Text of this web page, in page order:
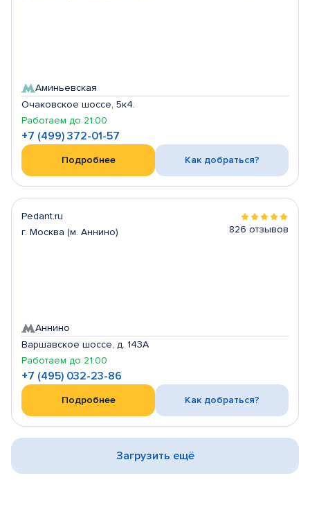
Аминьевская
Очаковское шоссе, 5к4.
Работаем до 21:00
+7 (499) 372-01-57
Подробнее Как добраться?
Pedant.ru
г. Москва (м. Аннино)
826 отзывов
Аннино
Варшавское шоссе, д. 143А
Работаем до 21:00
+7 (495) 032-23-86
Подробнее Как добраться?
Загрузить ещё